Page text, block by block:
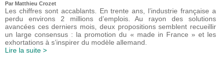
Par Matthieu Crozet
Les chiffres sont accablants. En trente ans, l’industrie française a
perdu environs 2 millions d’emplois. Au rayon des solutions
avancées ces derniers mois, deux propositions semblent recueillir
un large consensus : la promotion du « made in France » et les
exhortations à s’inspirer du modèle allemand.
Lire la suite >